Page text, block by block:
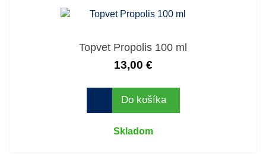
Topvet Propolis 100 ml
13,00 €
Do košíka
Skladom